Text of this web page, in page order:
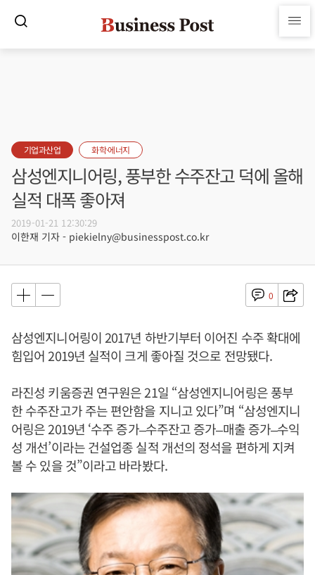
기업과산업 화학·에너지
삼성엔지니어링, 풍부한 수주잔고 덕에 올해
실적 대폭 좋아져
2019-01-21 12:30:29
이한재 기자 - piekielny@businesspost.co.kr
0
삼성엔지니어링이 2017년 하반기부터 이어진 수주 확대에
힘입어 2019년 실적이 크게 좋아질 것으로 전망됐다.
라진성 키움증권 연구원은 21일 “삼성엔지니어링은 풍부
한 수주잔고가 주는 편안함을 지니고 있다”며 “삼성엔지니
어링은 2019년 ‘수주 증가–수주잔고 증가–매출 증가–수익
성 개선’이라는 건설업종 실적 개선의 정석을 편하게 지켜
볼 수 있을 것”이라고 바라봤다.